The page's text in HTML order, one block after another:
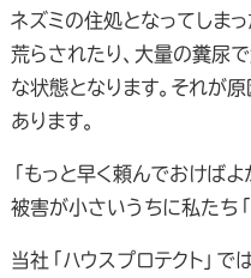
ネズミの住処となってしま
荒らされたり、大量の糞尿
な状態となります。それが
あります。
「もっと早く頼んでおけば
被害が小さいうちに私たち
当社「ハウスプロテクト」